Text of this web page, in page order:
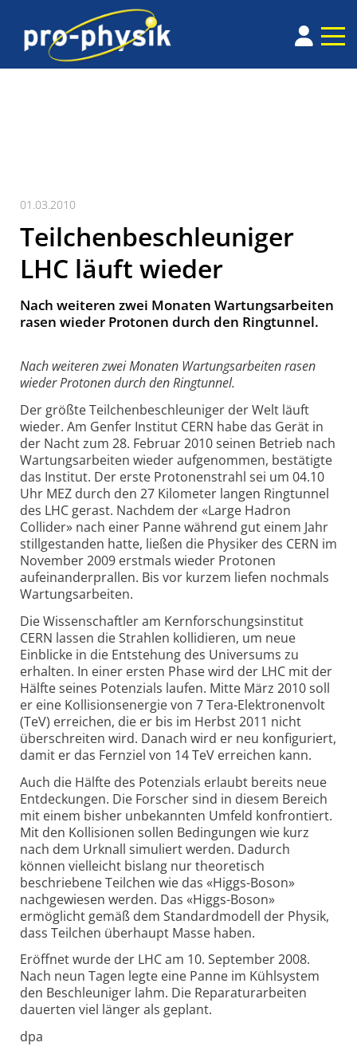
01.03.2010
Teilchenbeschleuniger
LHC läuft wieder
Nach weiteren zwei Monaten Wartungsarbeiten
rasen wieder Protonen durch den Ringtunnel.
Nach weiteren zwei Monaten Wartungsarbeiten rasen
wieder Protonen durch den Ringtunnel.
Der größte Teilchenbeschleuniger der Welt läuft
wieder. Am Genfer Institut CERN habe das Gerät in
der Nacht zum 28. Februar 2010 seinen Betrieb nach
Wartungsarbeiten wieder aufgenommen, bestätigte
das Institut. Der erste Protonenstrahl sei um 04.10
Uhr MEZ durch den 27 Kilometer langen Ringtunnel
des LHC gerast. Nachdem der «Large Hadron
Collider» nach einer Panne während gut einem Jahr
stillgestanden hatte, ließen die Physiker des CERN im
November 2009 erstmals wieder Protonen
aufeinanderprallen. Bis vor kurzem liefen nochmals
Wartungsarbeiten.
Die Wissenschaftler am Kernforschungsinstitut
CERN lassen die Strahlen kollidieren, um neue
Einblicke in die Entstehung des Universums zu
erhalten. In einer ersten Phase wird der LHC mit der
Hälfte seines Potenzials laufen. Mitte März 2010 soll
er eine Kollisionsenergie von 7 Tera-Elektronenvolt
(TeV) erreichen, die er bis im Herbst 2011 nicht
überschreiten wird. Danach wird er neu konfiguriert,
damit er das Fernziel von 14 TeV erreichen kann.
Auch die Hälfte des Potenzials erlaubt bereits neue
Entdeckungen. Die Forscher sind in diesem Bereich
mit einem bisher unbekannten Umfeld konfrontiert.
Mit den Kollisionen sollen Bedingungen wie kurz
nach dem Urknall simuliert werden. Dadurch
können vielleicht bislang nur theoretisch
beschriebene Teilchen wie das «Higgs-Boson»
nachgewiesen werden. Das «Higgs-Boson»
ermöglicht gemäß dem Standardmodell der Physik,
dass Teilchen überhaupt Masse haben.
Eröffnet wurde der LHC am 10. September 2008.
Nach neun Tagen legte eine Panne im Kühlsystem
den Beschleuniger lahm. Die Reparaturarbeiten
dauerten viel länger als geplant.
dpa